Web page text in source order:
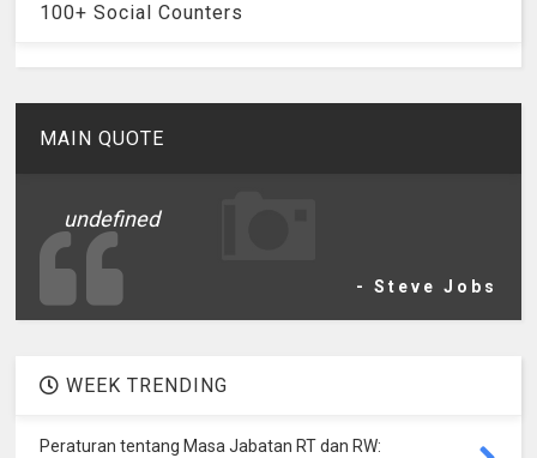
100+ Social Counters
MAIN QUOTE
undefined
- Steve Jobs
WEEK TRENDING
Peraturan tentang Masa Jabatan RT dan RW: